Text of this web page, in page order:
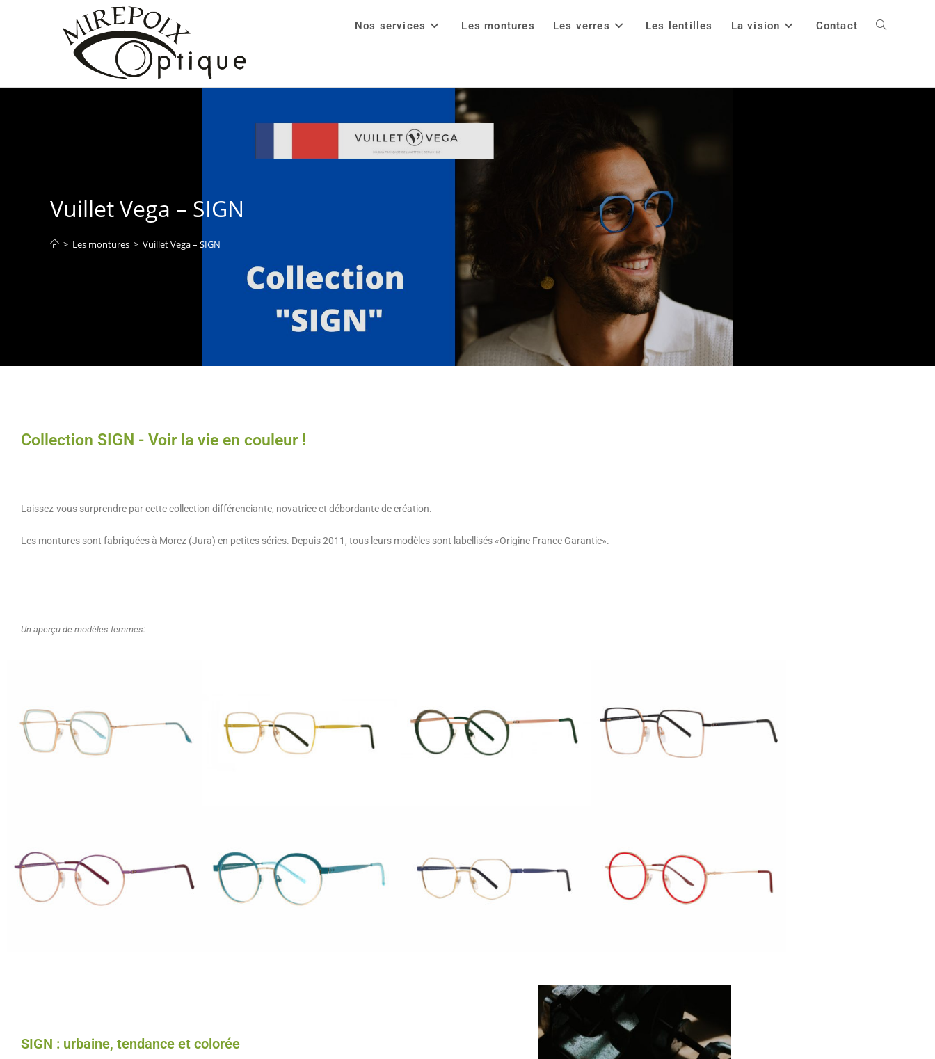
Nos services Les montures Les verres Les lentilles La vision Contact
Vuillet Vega – SIGN
> Les montures > Vuillet Vega – SIGN
Collection SIGN - Voir la vie en couleur !
Laissez-vous surprendre par cette collection différenciante, novatrice et débordante de création.
Les montures sont fabriquées à Morez (Jura) en petites séries. Depuis 2011, tous leurs modèles sont labellisés «Origine France Garantie».
Un aperçu de modèles femmes:
SIGN : urbaine, tendance et colorée